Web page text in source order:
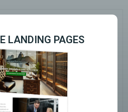
LANDING PAGES